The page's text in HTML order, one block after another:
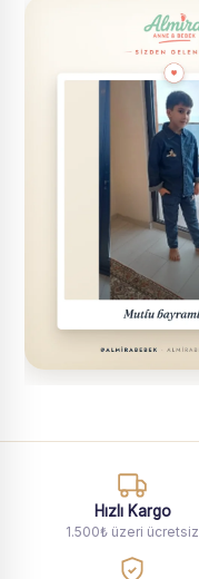
Hızlı Kargo
1.500₺ üzeri ücretsiz